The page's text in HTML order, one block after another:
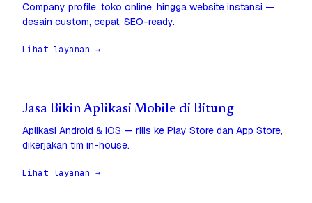
Company profile, toko online, hingga website instansi —
desain custom, cepat, SEO-ready.
Lihat layanan →
Jasa Bikin Aplikasi Mobile di Bitung
Aplikasi Android & iOS — rilis ke Play Store dan App Store,
dikerjakan tim in-house.
Lihat layanan →